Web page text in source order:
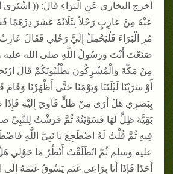
أخرج البخاري عَنِ الْبَرَاءِ قَالَ: (( اشْتَرَى
عَنْهُ مِنْ عَازِبٍ رَحْلاً بِثَلَاثَةَ عَشَرَ دِرْهَمًا
مُرِ الْبَرَاءَ فَلْيَحْمِلْ إِلَيَّ رَحْلِي فَقَالَ
صَنَعْتَ أَنْتَ وَرَسُولُ اللَّهِ صلى الله
مِنْ مَكَّةَ وَالْمُشْرِكُونَ يَطْلُبُونَكُمْ قَالَ
أَوْ سَرَيْنَا لَيْلَتَنَا وَيَوْمَنَا حَتَّى أَظْهَرْنَا
بِبَصَرِي هَلْ أَرَى مِنْ ظِلٍّ فَآوِيَ إِلَيْهِ فَإِذَا
بَقِيَّةَ ظِلٍّ لَهَا فَسَوَّيْتُهُ ثُمَّ فَرَشْتُ لِلنَّبِيِّ
فِيهِ ثُمَّ قُلْتُ لَهُ اضْطَجِعْ يَا نَبِيَّ اللَّهِ
عليه وسلم ثُمَّ انْطَلَقْتُ أَنْظُرُ مَا حَوْلِي
أَحَدًا فَإِذَا أَنَا بِرَاعِي غَنَمٍ يَسُوقُ غَنَمَهُ إِلَى